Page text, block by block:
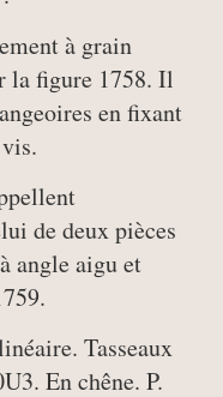
à grain
la figure 1758. Il
en fixant
de deux pièces
angle aigu et
Tasseaux
En chêne. P.